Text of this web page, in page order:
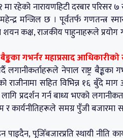
मा रहेको नारायणहिटी दरबार
मन्जिल छ । पूर्वतर्फ गणतन्त्र
शयन कक्ष, राजकीय पाहुनाहरूले
गभर्नर महाप्रसाद आधिकारीको
लगानीकर्ताहरूले नेपाल राष्ट्र बैङ्कका
सहित विभिन्न १६ बुँदे माग
प्रदर्शन गर्न बाध्य भएको
र कार्यनीतिहरूले समग्र पुँजी बजारमा
पाइदैन, पूजिँबजारप्रति स्थायी नीति